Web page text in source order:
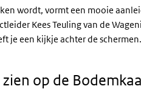
wordt, vormt een mooie
Kees Teuling van de
je een kijkje achter de
op de